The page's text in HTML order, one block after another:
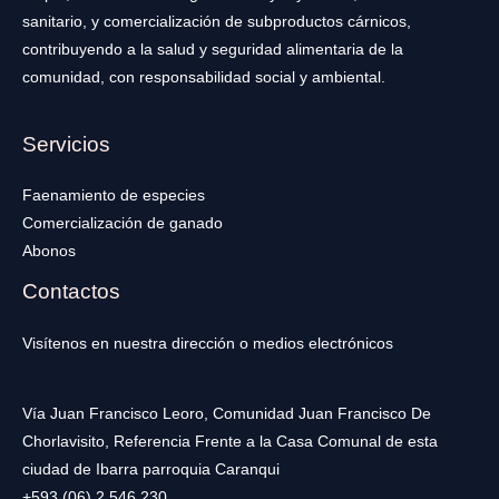
sanitario, y comercialización de subproductos cárnicos,
contribuyendo a la salud y seguridad alimentaria de la
comunidad, con responsabilidad social y ambiental.
Servicios
Faenamiento de especies
Comercialización de ganado
Abonos
Contactos
Visítenos en nuestra dirección o medios electrónicos
Vía Juan Francisco Leoro, Comunidad Juan Francisco De
Chorlavisito, Referencia Frente a la Casa Comunal de esta
ciudad de Ibarra parroquia Caranqui